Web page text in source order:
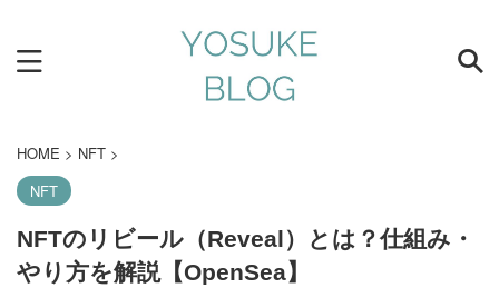
HOME > NFT >
NFT
NFTのリビール（Reveal）とは？仕組み・
やり方を解説【OpenSea】